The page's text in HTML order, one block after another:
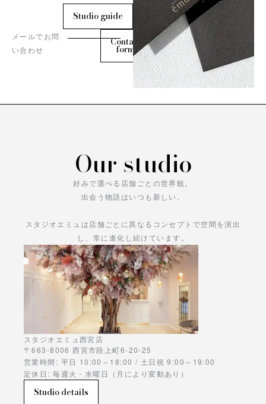
Studio guide
メールでお問
い合わせ
Contact
form
Our studio
好みで選べる店舗ごとの世界観。
出会う物語はいつも新しい。
スタジオエミュは店舗ごとに異なるコンセプトで空間を演出
し、常に進化し続けています。
あなただけの物語をお楽しみください。
スタジオエミュ西宮店
〒663-8006 西宮市段上町6-20-25
営業時間: 平日 10:00～18:00 / 土日祝 9:00～19:00
定休日: 毎週火・水曜日（月により変動あり）
Studio details